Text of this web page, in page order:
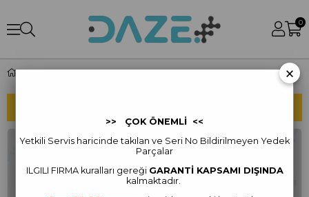
0
FJDynamics Yedek Parça ×
>> ÇOK ÖNEMLİ <<
Yetkili Servis haricinde takılan ve Seri No Bildirilmeyen Yedek
Parçalar
ILGILI FIRMA kuralları gereği GARANTİ KAPSAMI DIŞINDA
kalmaktadır.